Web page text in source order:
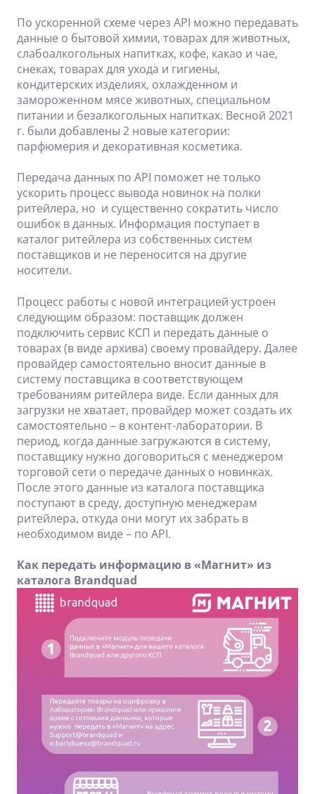
По ускоренной схеме через API можно передавать
данные о бытовой химии, товарах для животных,
слабоалкогольных напитках, кофе, какао и чае,
снеках, товарах для ухода и гигиены,
кондитерских изделиях, охлажденном и
замороженном мясе животных, специальном
питании и безалкогольных напитках. Весной 2021
г. были добавлены 2 новые категории:
парфюмерия и декоративная косметика.
Передача данных по API поможет не только
ускорить процесс вывода новинок на полки
ритейлера, но и существенно сократить число
ошибок в данных. Информация поступает в
каталог ритейлера из собственных систем
поставщиков и не переносится на другие
носители.
Процесс работы с новой интеграцией устроен
следующим образом: поставщик должен
подключить сервис КСП и передать данные о
товарах (в виде архива) своему провайдеру. Далее
провайдер самостоятельно вносит данные в
систему поставщика в соответствующем
требованиям ритейлера виде. Если данных для
загрузки не хватает, провайдер может создать их
самостоятельно – в контент-лаборатории. В
период, когда данные загружаются в систему,
поставщику нужно договориться с менеджером
торговой сети о передаче данных о новинках.
После этого данные из каталога поставщика
поступают в среду, доступную менеджерам
ритейлера, откуда они могут их забрать в
необходимом виде – по API.
Как передать информацию в «Магнит» из
каталога Brandquad